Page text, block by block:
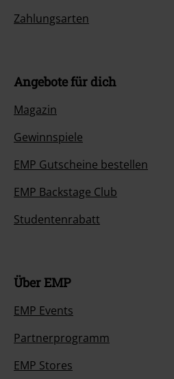
Zahlungsarten
Angebote für dich
Magazin
Gewinnspiele
EMP Gutscheine bestellen
EMP Backstage Club
Studentenrabatt
Über EMP
EMP Events
Partnerprogramm
EMP Stores